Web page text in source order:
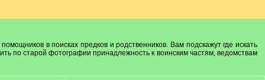
в поисках предков и родственников. Вам подскажут где искать
по старой фотографии принадлежность к воинским частям, ведомствам